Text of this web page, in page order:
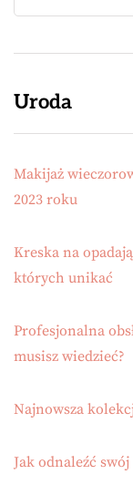
Uroda
Makijaż
2023 roku
Kreska na
których unikać
Profesjonalna
musisz wiedzieć?
Najnowsza
Jak odnaleźć